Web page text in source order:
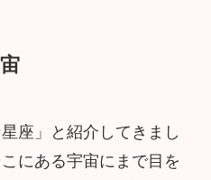
座」と紹介してきまし
にある宇宙にまで目を